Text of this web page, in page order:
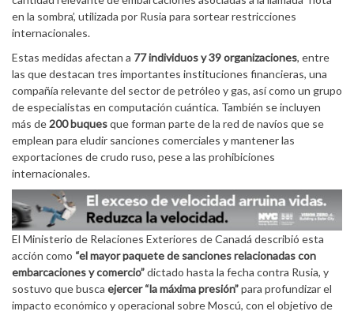
en la sombra’, utilizada por Rusia para sortear restricciones
internacionales.
Estas medidas afectan a 77 individuos y 39 organizaciones, entre
las que destacan tres importantes instituciones financieras, una
compañía relevante del sector de petróleo y gas, así como un grupo
de especialistas en computación cuántica. También se incluyen
más de200 buquesque forman parte de la red de navíos que se
emplean para eludir sanciones comerciales y mantener las
exportaciones de crudo ruso, pese a las prohibiciones
internacionales.
El Ministerio de Relaciones Exteriores de Canadá describió esta
acción como “el mayor paquete de sanciones relacionadas con
embarcaciones y comercio”dictado hasta la fecha contra Rusia, y
sostuvo que busca ejercer “la máxima presión”para profundizar el
impacto económico y operacional sobre Moscú, con el objetivo de